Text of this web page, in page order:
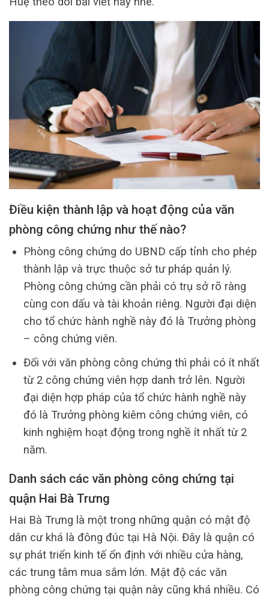
Điều kiện thành lập và hoạt động của văn
phòng công chứng như thế nào?
Phòng công chứng do UBND cấp tỉnh cho phép
thành lập và trực thuộc sở tư pháp quản lý.
Phòng công chứng cần phải có trụ sở rõ ràng
cùng con dấu và tài khoản riêng. Người đại diện
cho tổ chức hành nghề này đó là Trưởng phòng
– công chứng viên.
Đối với văn phòng công chứng thì phải có ít nhất
từ 2 công chứng viên hợp danh trở lên. Người
đại diện hợp pháp của tổ chức hành nghề này
đó là Trưởng phòng kiêm công chứng viên, có
kinh nghiệm hoạt động trong nghề ít nhất từ 2
năm.
Danh sách các văn phòng công chứng tại
quận Hai Bà Trưng
Hai Bà Trưng là một trong những quận có mật độ
dân cư khá là đông đúc tại Hà Nội. Đây là quận có
sự phát triển kinh tế ổn định với nhiều cửa hàng,
các trung tâm mua sắm lớn. Mật độ các văn
phòng công chứng tại quận này cũng khá nhiều. Có